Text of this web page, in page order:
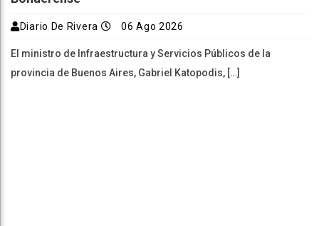
Diario De Rivera 06 Ago 2026
El ministro de Infraestructura y Servicios Públicos de la
provincia de Buenos Aires, Gabriel Katopodis, […]